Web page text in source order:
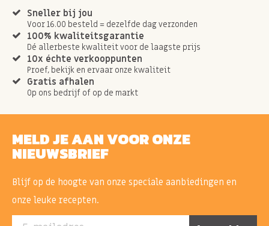
Sneller bij jou
Voor 16.00 besteld = dezelfde dag verzonden
100% kwaliteitsgarantie
Dé allerbeste kwaliteit voor de laagste prijs
10x échte verkooppunten
Proef, bekijk en ervaar onze kwaliteit
Gratis afhalen
Op ons bedrijf of op de markt
MELD JE AAN VOOR ONZE
NIEUWSBRIEF
Blijf op de hoogte van onze speciale aanbiedingen en
onze leuke recepten.
E-mailadres